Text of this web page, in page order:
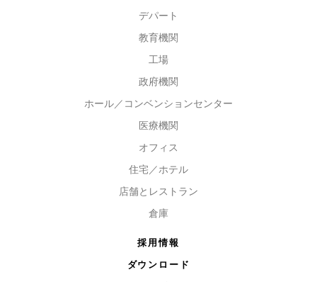
デパート
教育機関
工場
政府機関
ホール／コンベンションセンター
医療機関
オフィス
住宅／ホテル
店舗とレストラン
倉庫
採用情報
ダウンロード